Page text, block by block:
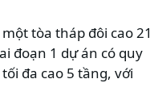
tòa tháp đôi cao 21
đoạn 1 dự án có quy
đa cao 5 tầng, với